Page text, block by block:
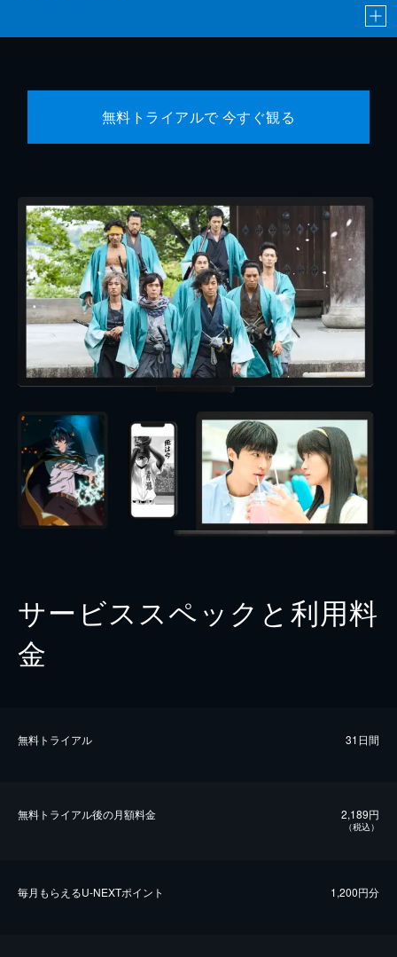
無料トライアルで 今すぐ観る
サービススペックと利用料
金
無料トライアル 31日間
無料トライアル後の⽉額料金 2,189円
（税込）
毎⽉もらえるU-NEXTポイント 1,200円分